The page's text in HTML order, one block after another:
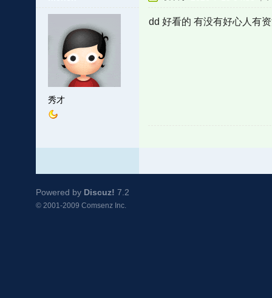
秀才
dd 好看的 有没有好心人有
Powered by Discuz! 7.2
© 2001-2009 Comsenz Inc.